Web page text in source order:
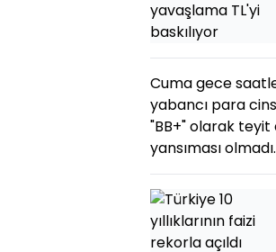
Cuma gece
yabancı para
"BB+" olarak
yansıması olmadı.